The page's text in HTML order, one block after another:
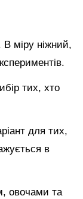
міру ніжний,
тих, хто
для тих,
в
овочами та